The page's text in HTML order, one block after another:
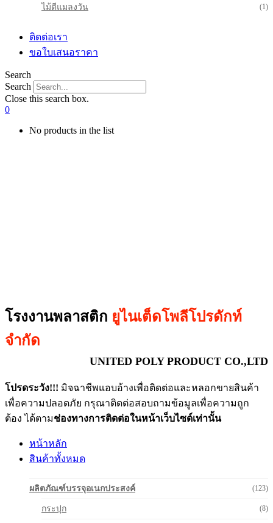
ไม้ตีแมลงวัน (1)
ติดต่อเรา
ขอใบเสนอราคา
Search
Search
Close this search box.
0
No products in the list
โรงงานพลาสติก ยูไนเต็ดโพลีโปรดักท์
จำกัด
UNITED POLY PRODUCT CO.,LTD
โปรดระวัง!!! มิจฉาชีพแอบอ้างเพื่อติดต่อและหลอกขายสินค้า
เพื่อความปลอดภัย กรุณาติดต่อสอบถามข้อมูลเพื่อความถูก
ต้อง ได้ตามช่องทางการติดต่อในหน้าเว็บไซด์เท่านั้น
หน้าหลัก
สินค้าทั้งหมด
ผลิตภัณฑ์บรรจุอเนกประสงค์ (123)
กระปุก (8)